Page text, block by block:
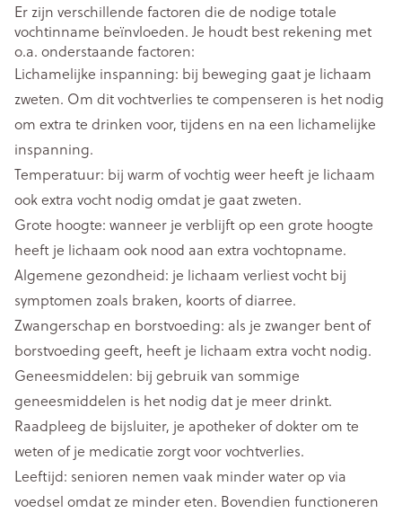
Er zijn verschillende factoren die de nodige totale
vochtinname beïnvloeden. Je houdt best rekening met
o.a. onderstaande factoren:
Lichamelijke inspanning: bij beweging gaat je lichaam
zweten. Om dit vochtverlies te compenseren is het nodig
om extra te drinken voor, tijdens en na een lichamelijke
inspanning.
Temperatuur: bij warm of vochtig weer heeft je lichaam
ook extra vocht nodig omdat je gaat zweten.
Grote hoogte: wanneer je verblijft op een grote hoogte
heeft je lichaam ook nood aan extra vochtopname.
Algemene gezondheid: je lichaam verliest vocht bij
symptomen zoals braken, koorts of diarree.
Zwangerschap en borstvoeding: als je zwanger bent of
borstvoeding geeft, heeft je lichaam extra vocht nodig.
Geneesmiddelen: bij gebruik van sommige
geneesmiddelen is het nodig dat je meer drinkt.
Raadpleeg de bijsluiter, je apotheker of dokter om te
weten of je medicatie zorgt voor vochtverlies.
Leeftijd: senioren nemen vaak minder water op via
voedsel omdat ze minder eten. Bovendien functioneren